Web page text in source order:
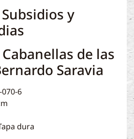
y
de las
Saravia
070-6
dura